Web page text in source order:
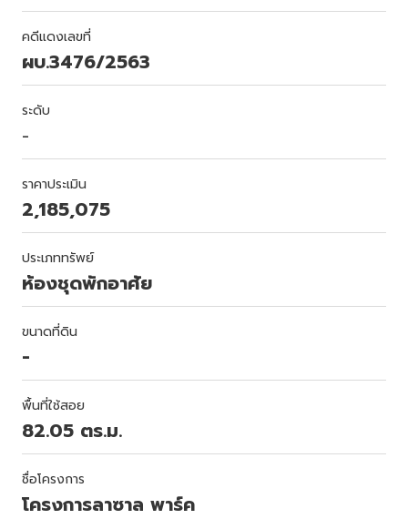
คดีแดงเลขที่
ผบ.3476/2563
ระดับ
-
ราคาประเมิน
2,185,075
ประเภททรัพย์
ห้องชุดพักอาศัย
ขนาดที่ดิน
-
พื้นที่ใช้สอย
82.05 ตร.ม.
ชื่อโครงการ
โครงการลาซาล พาร์ค